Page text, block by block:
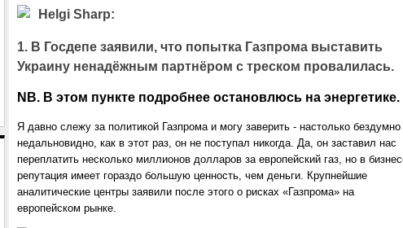
Helgi Sharp:
1. В Госдепе заявили, что попытка Газпрома выставить
Украину ненадёжным партнёром с треском провалилась.
NB. В этом пункте подробнее остановлюсь на энергетике.
Я давно слежу за политикой Газпрома и могу заверить - настолько бездумно
недальновидно, как в этот раз, он не поступал никогда. Да, он заставил нас
переплатить несколько миллионов долларов за европейский газ, но в
репутация имеет гораздо большую ценность, чем деньги. Крупнейшие
аналитические центры заявили после этого о рисках «Газпрома» на
европейском рынке.